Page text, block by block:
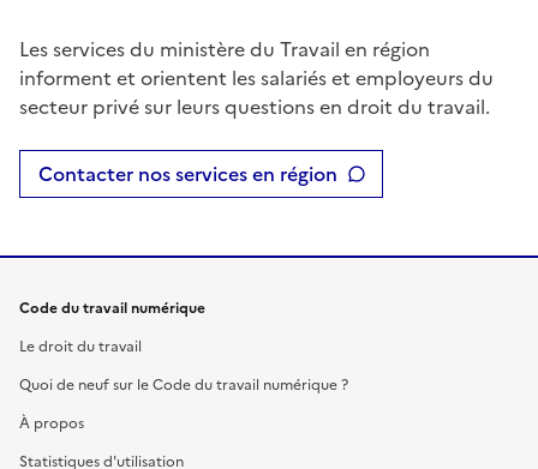
Les services du ministère du Travail en région
informent et orientent les salariés et employeurs du
secteur privé sur leurs questions en droit du travail.
Contacter nos services en région
Code du travail numérique
Le droit du travail
Quoi de neuf sur le Code du travail numérique ?
À propos
Statistiques d'utilisation